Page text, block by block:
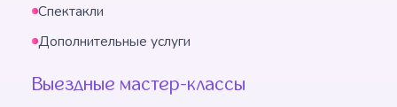
Спектакли
Дополнительные услуги
Выездные мастер-классы